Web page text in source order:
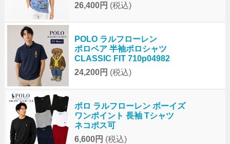
26,400円 (税込)
POLO ラルフローレン
ポロベア 半袖ポロシャツ
CLASSIC FIT 710p04982
24,200円 (税込)
ポロ ラルフローレン ボーイズ
ワンポイント 長袖 Tシャツ
ネコポス可
6,600円 (税込)